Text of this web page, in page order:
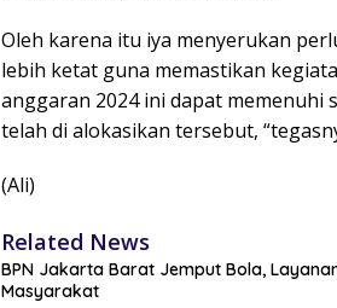
Oleh karena itu iya menyerukan
lebih ketat guna memastikan
anggaran 2024 ini dapat memenuhi
telah di alokasikan tersebut,
(Ali)
Related News
BPN Jakarta Barat Jemput Bola,
Masyarakat